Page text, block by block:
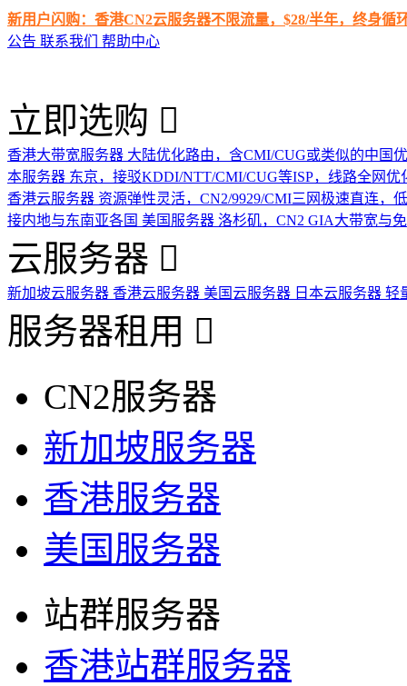
新用户闪购：香港CN2云服务器不限流量，$28/半年，终身循
公告 联系我们 帮助中心
立即选购
香港大带宽服务器 大陆优化路由，含CMI/CUG或类似的中国
本服务器 东京，接驳KDDI/NTT/CMI/CUG等ISP，线路全网优
香港云服务器 资源弹性灵活，CN2/9929/CMI三网极速直连，
接内地与东南亚各国 美国服务器 洛杉矶，CN2 GIA大带宽与
云服务器
新加坡云服务器 香港云服务器 美国云服务器 日本云服务器 轻
服务器租用
CN2服务器
新加坡服务器
香港服务器
美国服务器
站群服务器
香港站群服务器